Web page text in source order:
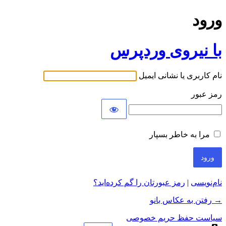
ورود
با نیروی وردپرس
نام کاربری یا نشانی ایمیل
رمز عبور
مرا به خاطر بسپار
نام‌نویسی | رمز عبورتان را گم کرده‌اید؟
→ رفتن به عکاس بانو
سیاست حفظ حریم خصوصی